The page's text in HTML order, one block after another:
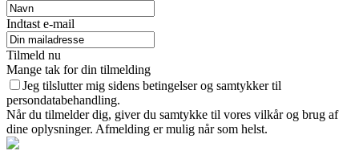
Indtast e-mail
Tilmeld nu
Mange tak for din tilmelding
Jeg tilslutter mig sidens betingelser og samtykker til
persondatabehandling.
Når du tilmelder dig, giver du samtykke til vores vilkår og brug af
dine oplysninger. Afmelding er mulig når som helst.